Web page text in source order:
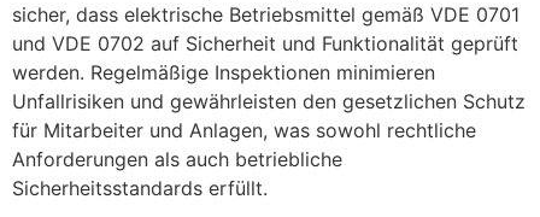
sicher, dass elektrische Betriebsmittel gemäß VDE 0701
und VDE 0702 auf Sicherheit und Funktionalität geprüft
werden. Regelmäßige Inspektionen minimieren
Unfallrisiken und gewährleisten den gesetzlichen Schutz
für Mitarbeiter und Anlagen, was sowohl rechtliche
Anforderungen als auch betriebliche
Sicherheitsstandards erfüllt.